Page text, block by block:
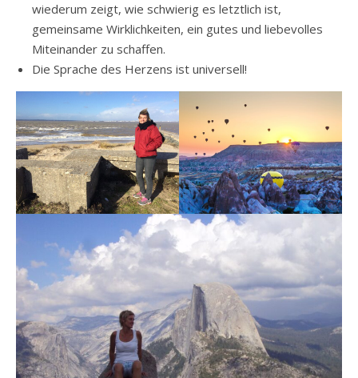
wiederum zeigt, wie schwierig es letztlich ist,
gemeinsame Wirklichkeiten, ein gutes und liebevolles
Miteinander zu schaffen.
Die Sprache des Herzens ist universell!